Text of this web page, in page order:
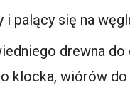
i palący się na
drewna
klocka, wiórów